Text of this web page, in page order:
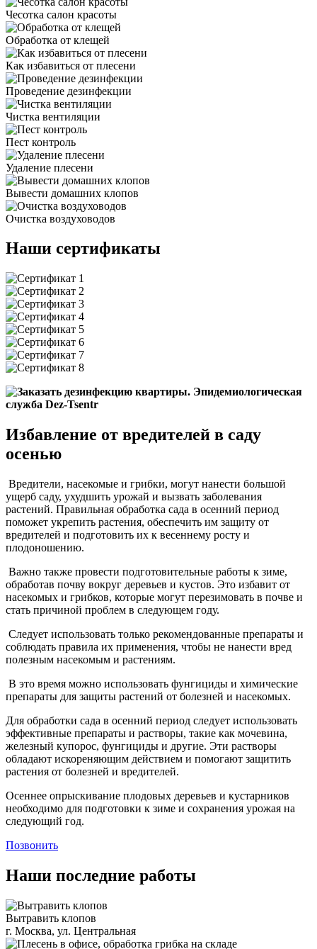
Чесотка салон красоты
Обработка от клещей
Как избавиться от плесени
Проведение дезинфекции
Чистка вентиляции
Пест контроль
Удаление плесени
Вывести домашних клопов
Очистка воздуховодов
Наши сертификаты
Избавление от вредителей в саду
осенью
Вредители, насекомые и грибки, могут нанести большой
ущерб саду, ухудшить урожай и вызвать заболевания
растений. Правильная обработка сада в осенний период
поможет укрепить растения, обеспечить им защиту от
вредителей и подготовить их к весеннему росту и
плодоношению.
Важно также провести подготовительные работы к зиме,
обработав почву вокруг деревьев и кустов. Это избавит от
насекомых и грибков, которые могут перезимовать в почве и
стать причиной проблем в следующем году.
Следует использовать только рекомендованные препараты и
соблюдать правила их применения, чтобы не нанести вред
полезным насекомым и растениям.
В это время можно использовать фунгициды и химические
препараты для защиты растений от болезней и насекомых.
Для обработки сада в осенний период следует использовать
эффективные препараты и растворы, такие как мочевина,
железный купорос, фунгициды и другие. Эти растворы
обладают искореняющим действием и помогают защитить
растения от болезней и вредителей.
Осеннее опрыскивание плодовых деревьев и кустарников
необходимо для подготовки к зиме и сохранения урожая на
следующий год.
Позвонить
Наши последние работы
Вытравить клопов
г. Москва, ул. Центральная